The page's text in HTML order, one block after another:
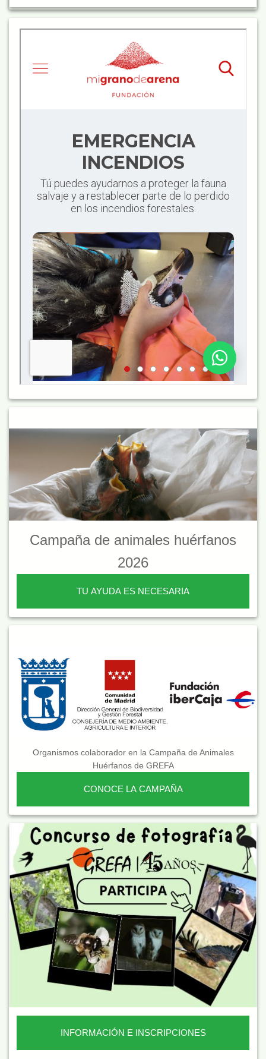
Campaña de animales huérfanos
2026
TU AYUDA ES NECESARIA
Organismos colaborador en la Campaña de Animales
Huérfanos de GREFA
CONOCE LA CAMPAÑA
INFORMACIÓN E INSCRIPCIONES